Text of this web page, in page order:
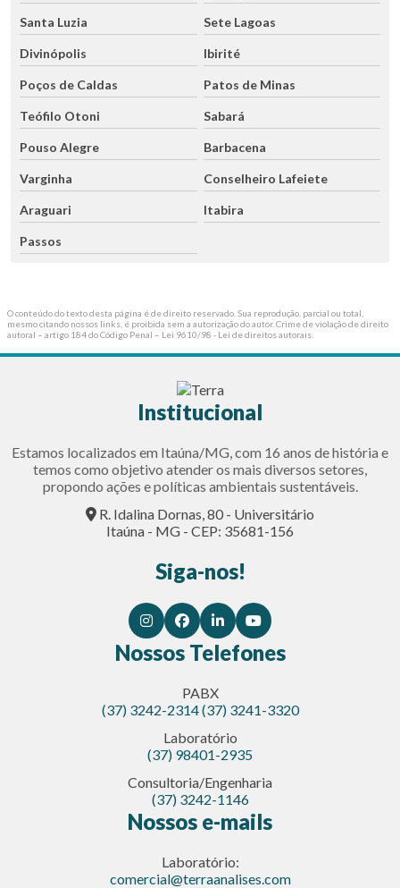
Santa Luzia Sete Lagoas
Divinópolis Ibirité
Poços de Caldas Patos de Minas
Teófilo Otoni Sabará
Pouso Alegre Barbacena
Varginha Conselheiro Lafeiete
Araguari Itabira
Passos
O conteúdo do texto desta página é de direito reservado. Sua reprodução, parcial ou total,
mesmo citando nossos links, é proibida sem a autorização do autor. Crime de violação de direito
autoral – artigo 184 do Código Penal – Lei 9610/98 - Lei de direitos autorais.
Institucional
Estamos localizados em Itaúna/MG, com 16 anos de história e
temos como objetivo atender os mais diversos setores,
propondo ações e políticas ambientais sustentáveis.
R. Idalina Dornas, 80 - Universitário
Itaúna - MG - CEP: 35681-156
Siga-nos!
Nossos Telefones
PABX
(37) 3242-2314(37) 3241-3320
Laboratório
(37) 98401-2935
Consultoria/Engenharia
(37) 3242-1146
Nossos e-mails
Laboratório:
comercial@terraanalises.com